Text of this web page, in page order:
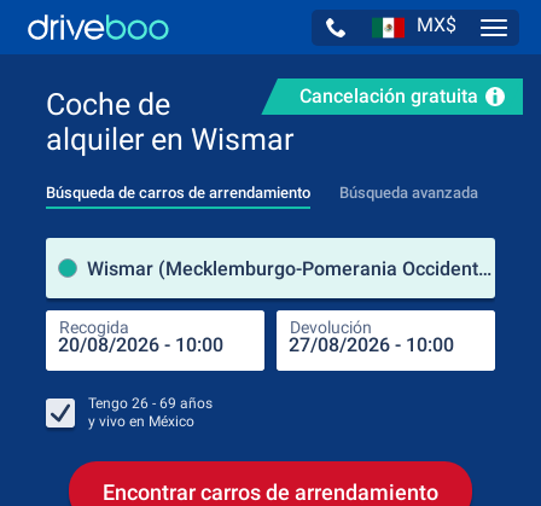
MX$
Cancelación gratuita
Coche de
alquiler en Wismar
Búsqueda de carros de arrendamiento Búsqueda avanzada
Wismar (Mecklemburgo-Pomerania Occidental / Alemania)
Recogida Devolución
Tengo 26 - 69 años
y vivo en México
Encontrar carros de arrendamiento